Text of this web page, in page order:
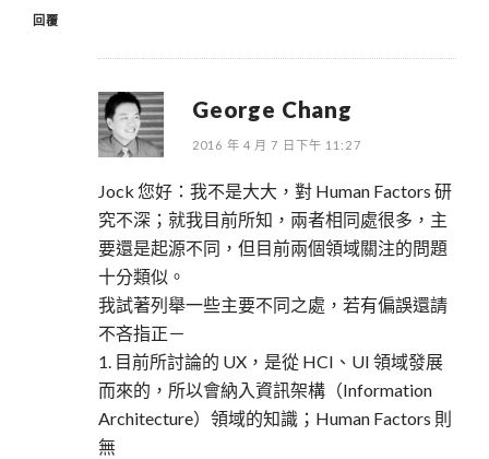
回覆
George Chang
2016 年 4 月 7 日下午 11:27
Jock 您好：我不是大大，對 Human Factors 研
究不深；就我目前所知，兩者相同處很多，主
要還是起源不同，但目前兩個領域關注的問題
十分類似。
我試著列舉一些主要不同之處，若有偏誤還請
不吝指正－
1. 目前所討論的 UX，是從 HCI、UI 領域發展
而來的，所以會納入資訊架構（Information
Architecture）領域的知識；Human Factors 則
無